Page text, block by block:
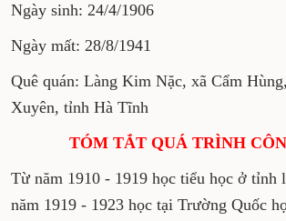
Ngày sinh: 24/4/1906
Ngày mất: 28/8/1941
Quê quán: Làng Kim Nặc, xã Cẩm
Xuyên, tỉnh Hà Tĩnh
TÓM TẮT QUÁ TRÌNH
Từ năm 1910 - 1919 học tiểu học ở tỉnh
năm 1919 - 1923 học tại Trường Quốc